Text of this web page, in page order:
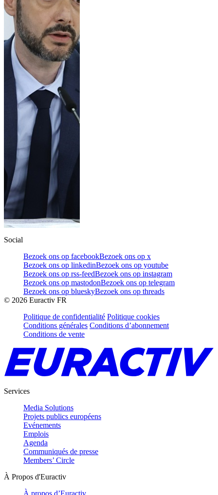
Social
Bezoek ons op facebookBezoek ons op x
Bezoek ons op linkedinBezoek ons op youtube
Bezoek ons op rss-feedBezoek ons op instagram
Bezoek ons op mastodonBezoek ons op telegram
Bezoek ons op blueskyBezoek ons op threads
© 2026 Euractiv FR
Politique de confidentialité Politique cookies
Conditions générales Conditions d’abonnement
Conditions de vente
Services
Media Solutions
Projets publics européens
Evénements
Emplois
Agenda
Communiqués de presse
Members’ Circle
À Propos d'Euractiv
À propos d’Euractiv